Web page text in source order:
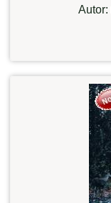
Autor: